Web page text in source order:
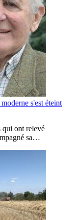
s'est éteint
qui ont relevé
sa…